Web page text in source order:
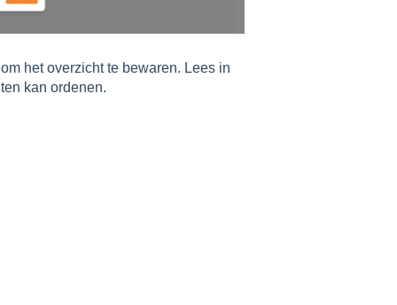
het overzicht te bewaren. Lees in
kan ordenen.